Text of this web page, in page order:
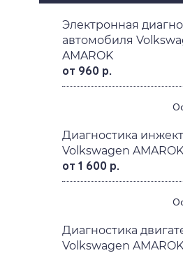
Электронная
автомобиля
AMAROK
от 960 р.
Диагностика
Volkswagen AMAROK
от 1 600 р.
Диагностика
Volkswagen AMAROK